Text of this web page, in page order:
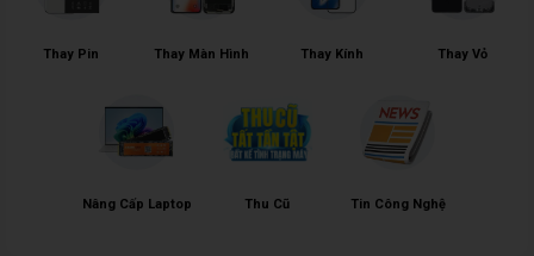
Thay Pin Thay Màn Hình Thay Kính Thay Vỏ
Nâng Cấp Laptop Thu Cũ Tin Công Nghệ